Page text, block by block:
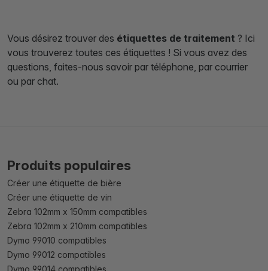
Vous désirez trouver des étiquettes de traitement ? Ici
vous trouverez toutes ces étiquettes ! Si vous avez des
questions, faites-nous savoir par téléphone, par courrier
ou par chat.
Produits populaires
Créer une étiquette de bière
Créer une étiquette de vin
Zebra 102mm x 150mm compatibles
Zebra 102mm x 210mm compatibles
Dymo 99010 compatibles
Dymo 99012 compatibles
Dymo 99014 compatibles